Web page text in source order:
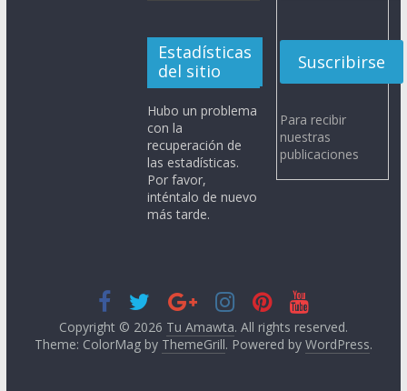
Estadísticas
del sitio
Hubo un problema
con la
recuperación de
las estadísticas.
Por favor,
inténtalo de nuevo
más tarde.
Para recibir
nuestras
publicaciones
Copyright © 2026 Tu Amawta. All rights reserved.
Theme: ColorMag by ThemeGrill. Powered by WordPress.